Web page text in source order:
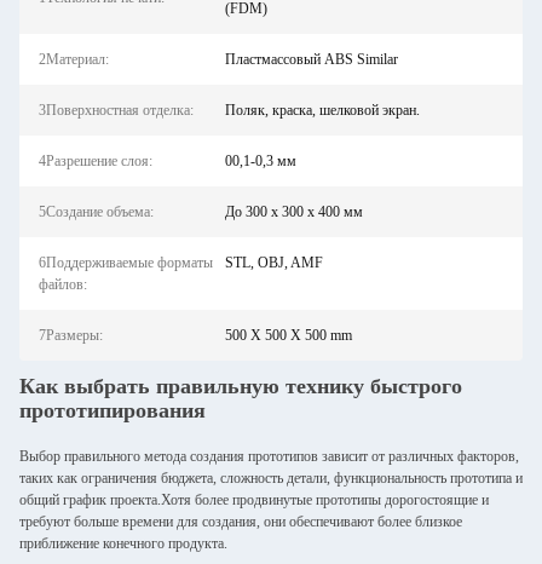
(FDM)
2Материал: Пластмассовый ABS Similar
3Поверхностная отделка: Поляк, краска, шелковой экран.
4Разрешение слоя: 00,1-0,3 мм
5Создание объема: До 300 x 300 x 400 мм
6Поддерживаемые форматы
файлов:
STL, OBJ, AMF
7Размеры: 500 X 500 X 500 mm
Как выбрать правильную технику быстрого
прототипирования
Выбор правильного метода создания прототипов зависит от различных факторов,
таких как ограничения бюджета, сложность детали, функциональность прототипа и
общий график проекта.Хотя более продвинутые прототипы дорогостоящие и
требуют больше времени для создания, они обеспечивают более близкое
приближение конечного продукта.